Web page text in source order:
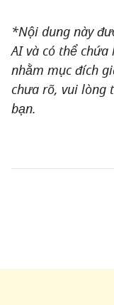
*Nội dung này
AI và có thể
nhằm mục đích
chưa rõ, vui lòng
bạn.